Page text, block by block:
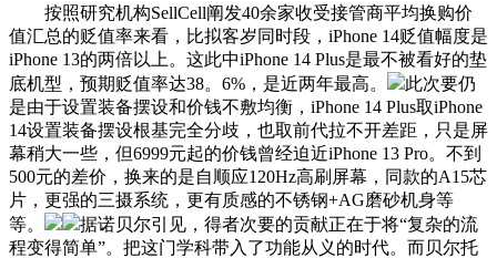
按照研究机构SellCell阐发40余家收受接管商平均换购价
值汇总的贬值率来看，比拟客岁同时段，iPhone 14贬值幅度是
iPhone 13的两倍以上。这此中iPhone 14 Plus是最不被看好的垫
底机型，预期贬值率达38。6%，是近两年最高。
此次要仍
是由于设置装备摆设和价钱不敷均衡，iPhone 14 Plus取iPhone
14设置装备摆设根基完全分歧，也取前代拉不开差距，只是屏
幕稍大一些，但6999元起的价钱曾经迫近iPhone 13 Pro。不到
500元的差价，换来的是自顺应120Hz高刷屏幕，同款的A15芯
片，更强的三摄系统，更有质感的不锈钢+AG磨砂机身等
等。
据诺贝尔引见，得者次要的贡献正在于将“复杂的流
程变得简单”。把这门学科带入了功能从义的时代。而贝尔托